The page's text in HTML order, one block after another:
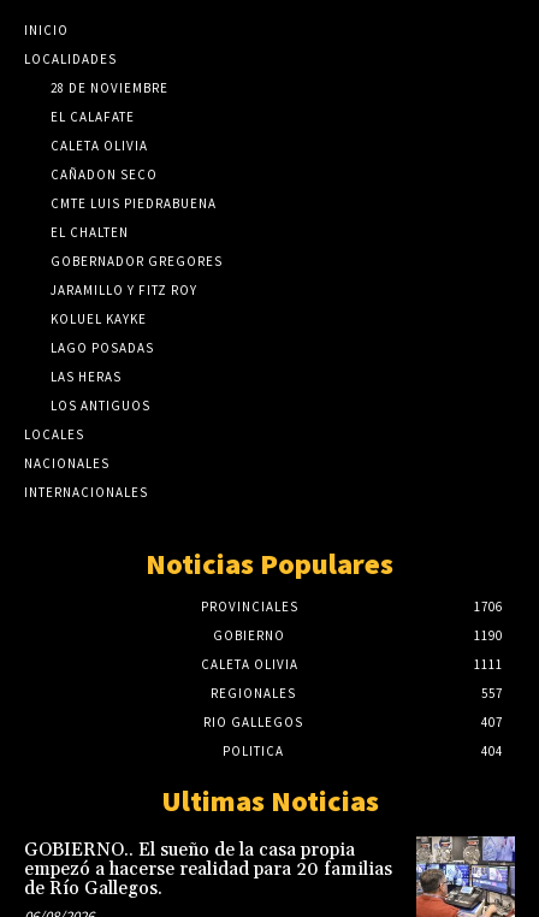
INICIO
LOCALIDADES
28 DE NOVIEMBRE
EL CALAFATE
CALETA OLIVIA
CAÑADON SECO
CMTE LUIS PIEDRABUENA
EL CHALTEN
GOBERNADOR GREGORES
JARAMILLO Y FITZ ROY
KOLUEL KAYKE
LAGO POSADAS
LAS HERAS
LOS ANTIGUOS
LOCALES
NACIONALES
INTERNACIONALES
Noticias Populares
PROVINCIALES
1706
GOBIERNO
1190
CALETA OLIVIA
1111
REGIONALES
557
RIO GALLEGOS
407
POLITICA
404
Ultimas Noticias
GOBIERNO.. El sueño de la casa propia
empezó a hacerse realidad para 20 familias
de Río Gallegos.